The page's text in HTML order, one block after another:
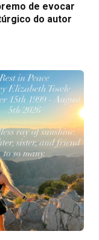
de evocar
do autor